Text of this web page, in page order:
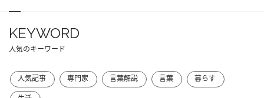
KEYWORD
人気のキーワード
人気記事 専門家 言葉解説 言葉
暮らす